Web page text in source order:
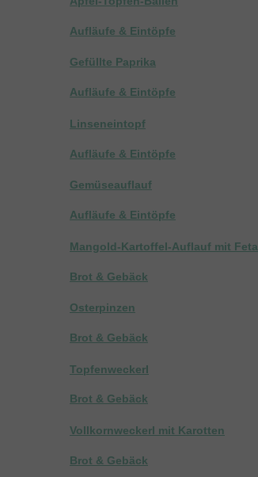
Aufläufe & Eintöpfe
Gefüllte Paprika
Aufläufe & Eintöpfe
Linseneintopf
Aufläufe & Eintöpfe
Gemüseauflauf
Aufläufe & Eintöpfe
Mangold-Kartoffel-Auflauf mit Feta
Brot & Gebäck
Osterpinzen
Brot & Gebäck
Topfenweckerl
Brot & Gebäck
Vollkornweckerl mit Karotten
Brot & Gebäck